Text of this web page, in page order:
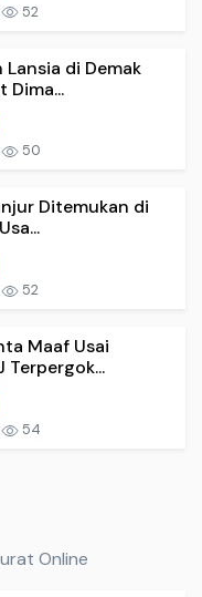
52
di Demak
Dima...
50
Ditemukan di
52
Maaf Usai
Terpergok...
54
Online